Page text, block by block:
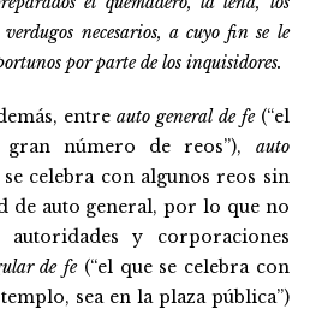
necesarios, a cuyo fin se le
por parte de los inquisidores.
entre auto general de fe(“el
número de reos”), auto
celebra con algunos reos sin
de auto general, por lo que no
y corporaciones
de fe(“el que se celebra con
sea en la plaza pública”)